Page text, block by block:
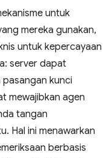
untuk
mereka gunakan,
untuk kepercayaan
server dapat
kunci
mewajibkan agen
tangan
Hal ini menawarkan
berbasis